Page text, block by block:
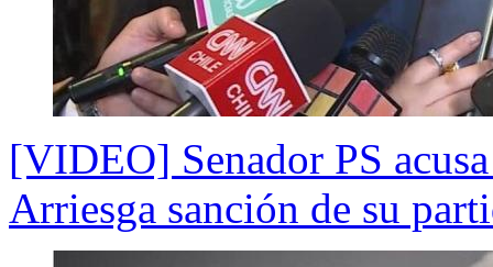
[VIDEO] Senador PS
Arriesga sanción de su